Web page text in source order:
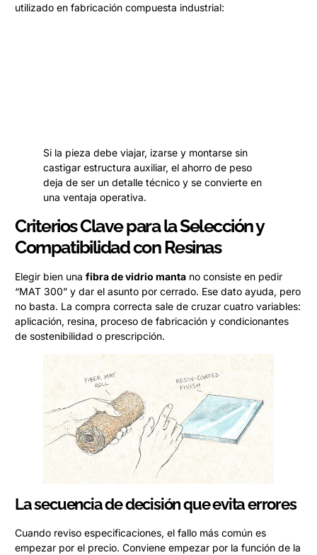
utilizado en fabricación compuesta industrial:
Si la pieza debe viajar, izarse y montarse sin
castigar estructura auxiliar, el ahorro de peso
deja de ser un detalle técnico y se convierte en
una ventaja operativa.
Criterios Clave para la Selección y
Compatibilidad con Resinas
Elegir bien una fibra de vidrio manta no consiste en pedir
“MAT 300” y dar el asunto por cerrado. Ese dato ayuda, pero
no basta. La compra correcta sale de cruzar cuatro variables:
aplicación, resina, proceso de fabricación y condicionantes
de sostenibilidad o prescripción.
La secuencia de decisión que evita errores
Cuando reviso especificaciones, el fallo más común es
empezar por el precio. Conviene empezar por la función de la